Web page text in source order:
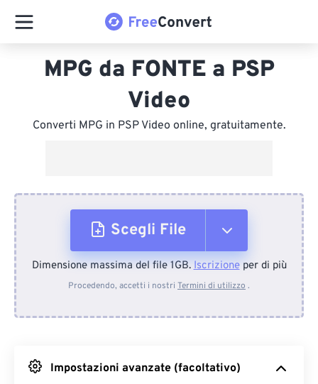
MPG da FONTE a PSP
Video
Converti MPG in PSP Video online, gratuitamente.
Scegli File
Dal dispositivo
Da Google Drive
Dimensione massima del file 1GB.Iscrizioneper di più
Procedendo, accetti i nostri Termini di utilizzo .
Impostazioni avanzate (facoltativo)